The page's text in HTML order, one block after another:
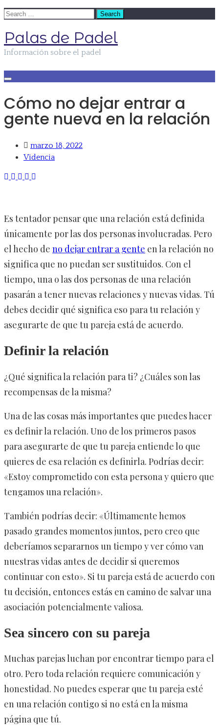
Skip
content
Search
Palas de Padel
Información sobre el padel
Cómo no dejar entrar a
gente nueva en la relación
marzo 18, 2022
Videncia
Es tentador pensar que una relación está definida
únicamente por las dos personas involucradas. Pero
el hecho de no dejar entrar a gente en la relación no
significa que no puedan ser sustituidos. Con el
tiempo, una o las dos personas de una relación
pasarán a tener nuevas relaciones y nuevas vidas. Tú
debes decidir qué significa eso para tu relación y
asegurarte de que tu pareja está de acuerdo.
Definir la relación
¿Qué significa la relación para ti? ¿Cuáles son las
recompensas de la misma?
Una de las cosas más importantes que puedes hacer
es definir la relación. Uno de los primeros pasos
para asegurarte de que tu pareja entiende lo que
quieres de esa relación es definirla. Podrías decir:
«Estoy comprometido con esta persona y quiero que
tengamos una relación».
También podrías decir: «Últimamente hemos
pasado grandes momentos juntos, pero creo que
deberíamos separarnos un tiempo y ver cómo van
nuestras vidas antes de decidir si queremos
continuar con esto». Si tu pareja está de acuerdo con
tu decisión, entonces estás en camino de salvar una
asociación potencialmente valiosa.
Sea sincero con su pareja
Muchas parejas luchan por encontrar tiempo para el
otro. Pero toda relación requiere comunicación y
honestidad. No puedes esperar que tu pareja esté
en una relación contigo si no está en la misma
página que tú.